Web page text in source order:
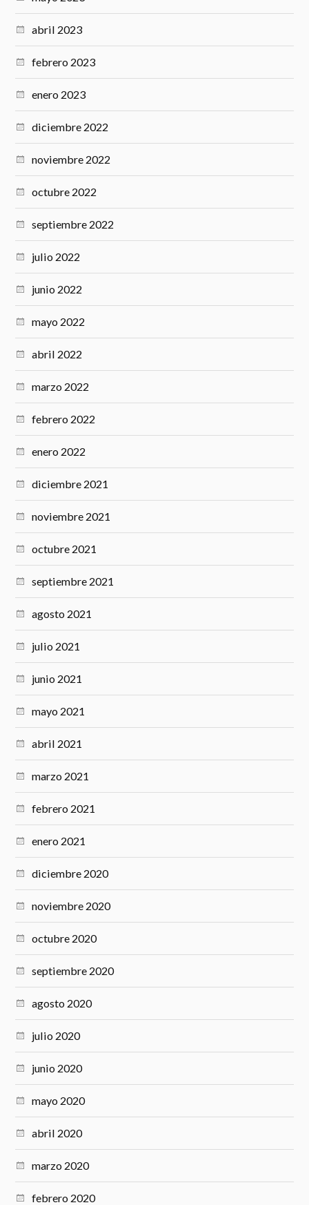
abril 2023
febrero 2023
enero 2023
diciembre 2022
noviembre 2022
octubre 2022
septiembre 2022
julio 2022
junio 2022
mayo 2022
abril 2022
marzo 2022
febrero 2022
enero 2022
diciembre 2021
noviembre 2021
octubre 2021
septiembre 2021
agosto 2021
julio 2021
junio 2021
mayo 2021
abril 2021
marzo 2021
febrero 2021
enero 2021
diciembre 2020
noviembre 2020
octubre 2020
septiembre 2020
agosto 2020
julio 2020
junio 2020
mayo 2020
abril 2020
marzo 2020
febrero 2020